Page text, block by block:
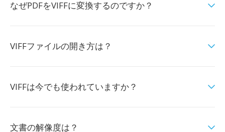
なぜPDFをVIFFに変換するのですか？
VIFFファイルの開き方は？
VIFFは今でも使われていますか？
文書の解像度は？